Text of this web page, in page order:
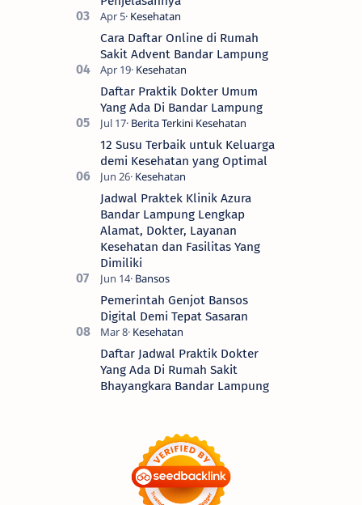
Cara Daftar Online di Rumah
Sakit Advent Bandar Lampung
Daftar Praktik Dokter Umum
Yang Ada Di Bandar Lampung
12 Susu Terbaik untuk Keluarga
demi Kesehatan yang Optimal
Jadwal Praktek Klinik Azura
Bandar Lampung Lengkap
Alamat, Dokter, Layanan
Kesehatan dan Fasilitas Yang
Dimiliki
Pemerintah Genjot Bansos
Digital Demi Tepat Sasaran
Daftar Jadwal Praktik Dokter
Yang Ada Di Rumah Sakit
Bhayangkara Bandar Lampung